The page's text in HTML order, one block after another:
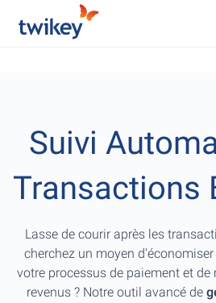
Suivi
Transactions
Lasse de courir après les
cherchez un moyen
votre processus de paiement et
revenus ? Notre outil avancé de